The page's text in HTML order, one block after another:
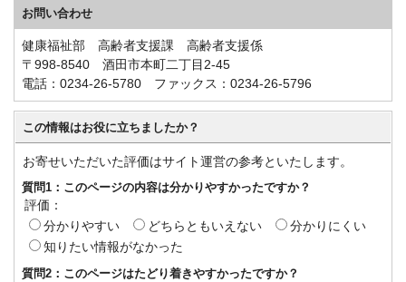
お問い合わせ
健康福祉部 高齢者支援課 高齢者支援係
〒998-8540 酒田市本町二丁目2-45
電話：0234-26-5780 ファックス：0234-26-5796
この情報はお役に立ちましたか？
お寄せいただいた評価はサイト運営の参考といたします。
質問1：このページの内容は分かりやすかったですか？
評価：
分かりやすい
どちらともいえない
分かりにくい
知りたい情報がなかった
質問2：このページはたどり着きやすかったですか？